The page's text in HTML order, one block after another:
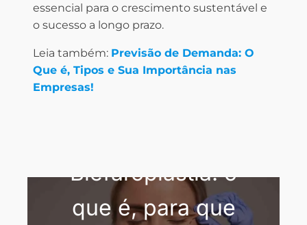
essencial para o crescimento sustentável e
o sucesso a longo prazo.
Leia também: Previsão de Demanda: O
Que é, Tipos e Sua Importância nas
Empresas!
Blefaroplastia: o
que é, para que